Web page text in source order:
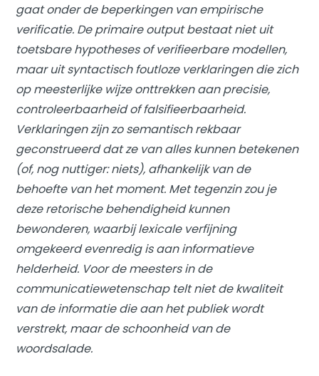
gaat onder de beperkingen van empirische
verificatie. De primaire output bestaat niet uit
toetsbare hypotheses of verifieerbare modellen,
maar uit syntactisch foutloze verklaringen die zich
op meesterlijke wijze onttrekken aan precisie,
controleerbaarheid of falsifieerbaarheid.
Verklaringen zijn zo semantisch rekbaar
geconstrueerd dat ze van alles kunnen betekenen
(of, nog nuttiger: niets), afhankelijk van de
behoefte van het moment. Met tegenzin zou je
deze retorische behendigheid kunnen
bewonderen, waarbij lexicale verfijning
omgekeerd evenredig is aan informatieve
helderheid. Voor de meesters in de
communicatiewetenschap telt niet de kwaliteit
van de informatie die aan het publiek wordt
verstrekt, maar de schoonheid van de
woordsalade.